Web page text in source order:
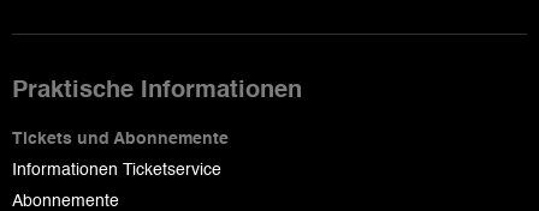
Praktische Informationen
Tickets und Abonnemente
Informationen Ticketservice
Abonnemente